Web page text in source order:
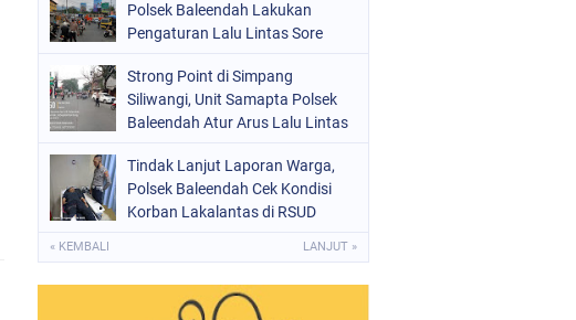
Polsek Baleendah Lakukan
Pengaturan Lalu Lintas Sore
Strong Point di Simpang
Siliwangi, Unit Samapta Polsek
Baleendah Atur Arus Lalu Lintas
Tindak Lanjut Laporan Warga,
Polsek Baleendah Cek Kondisi
Korban Lakalantas di RSUD
« KEMBALI LANJUT »